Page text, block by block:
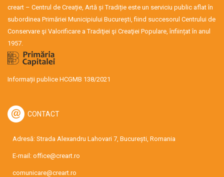
creart – Centrul de Creație, Artă și Tradiție este un serviciu public aflat în
subordinea Primăriei Municipiului București, fiind succesorul Centrului de
Conservare şi Valorificare a Tradiţiei şi Creaţiei Populare, înființat în anul
1957.
Informații publice HCGMB 138/2021
CONTACT
Adresă: Strada Alexandru Lahovari 7, București, Romania
E-mail: office@creart.ro
comunicare@creart.ro